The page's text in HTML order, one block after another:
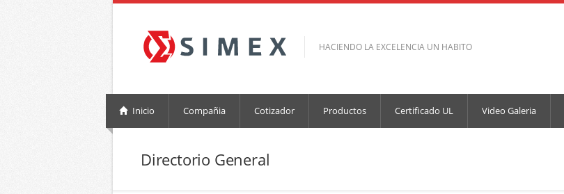
HACIENDO LA EXCELENCIA UN HABITO
Inicio Compañia Cotizador Productos Certificado UL Video Galeria
Directorio General